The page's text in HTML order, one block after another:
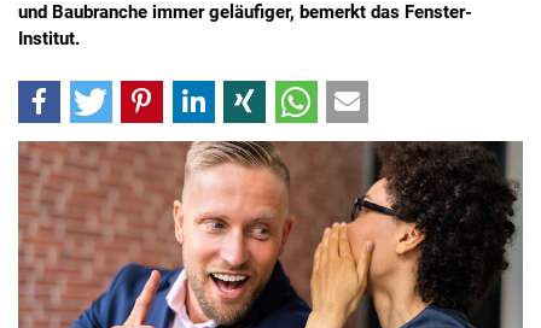
und Baubranche immer geläufiger, bemerkt das Fenster-
Institut.